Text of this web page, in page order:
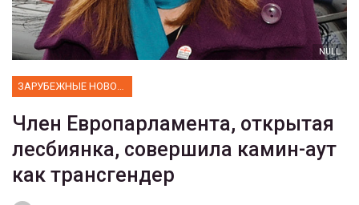
NULL
ЗАРУБЕЖНЫЕ НОВОСТИ
Член Европарламента, открытая
лесбиянка, совершила камин-аут
как трансгендер